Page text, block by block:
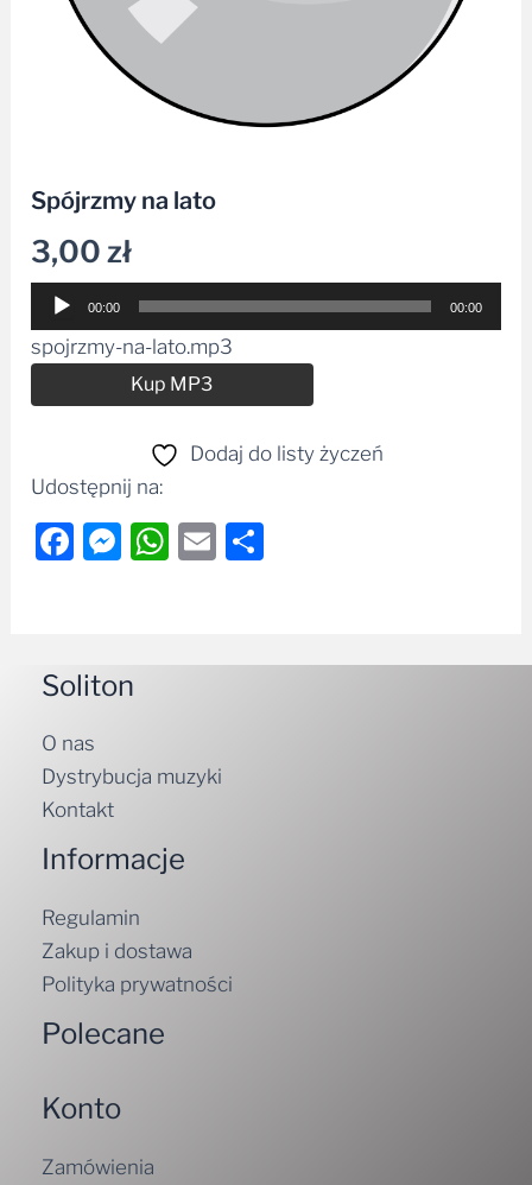
Spójrzmy na lato
3,00zł
Odtwarzacz
plików
dźwiękowych
00:00 00:00
spojrzmy-na-lato.mp3
Kup MP3
Dodaj do listy życzeń
Udostępnij na:
Facebook
Messenger
WhatsApp
Email
Soliton
O nas
Dystrybucja muzyki
Kontakt
Informacje
Regulamin
Zakup i dostawa
Polityka prywatności
Polecane
Konto
Zamówienia